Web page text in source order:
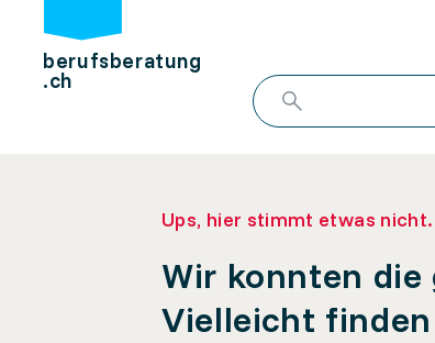
berufsberatung
.ch
Ups, hier stimmt etwas nicht.
Wir konnten
Vielleicht finden